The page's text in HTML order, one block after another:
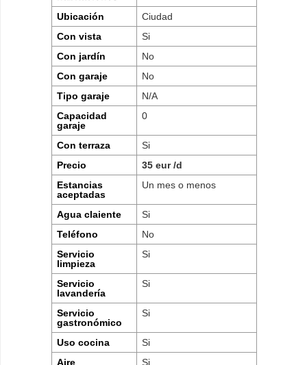
Ubicación
Ciudad
Con vista
Si
Con jardín
No
Con garaje
No
Tipo garaje
N/A
Capacidad
garaje
0
Con terraza
Si
Precio
35 eur /d
Estancias
aceptadas
Un mes o menos
Agua claiente
Si
Teléfono
No
Servicio
limpieza
Si
Servicio
lavandería
Si
Servicio
gastronómico
Si
Uso cocina
Si
Aire
Si